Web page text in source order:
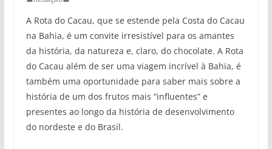
A Rota do Cacau, que se estende pela Costa do Cacau
na Bahia, é um convite irresistível para os amantes
da história, da natureza e, claro, do chocolate. A Rota
do Cacau além de ser uma viagem incrível à Bahia, é
também uma oportunidade para saber mais sobre a
história de um dos frutos mais “influentes” e
presentes ao longo da história de desenvolvimento
do nordeste e do Brasil.